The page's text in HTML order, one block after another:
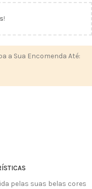
!
a Sua Encomenda Até:
pelas suas belas cores